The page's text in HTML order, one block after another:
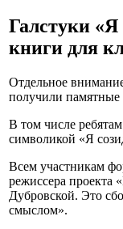
Галстуки «Я
книги для
Отдельное
получили памятные
В том числе
символикой «Я
Всем участникам
режиссера проекта
Дубровской. Это
смыслом».